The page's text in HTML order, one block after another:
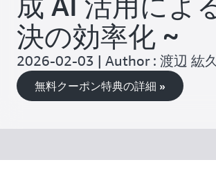
決の効率化 ~
2026-02-03 | Author : 渡辺 紘
無料クーポン特典の詳細 »